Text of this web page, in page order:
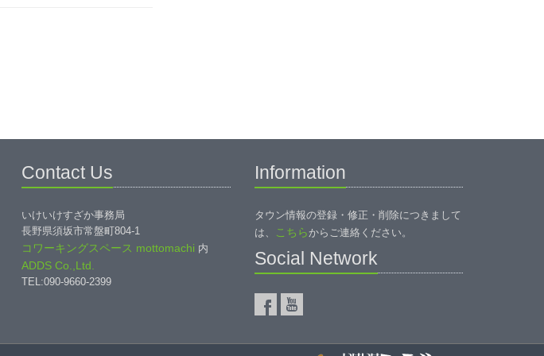
Contact Us
いけいけすざか事務局
長野県須坂市常盤町804-1
コワーキングスペース mottomachi 内
ADDS Co.,Ltd.
TEL:090-9660-2399
Information
タウン情報の登録・修正・削除につきまして
は、
こちらからご連絡ください。
Social Network